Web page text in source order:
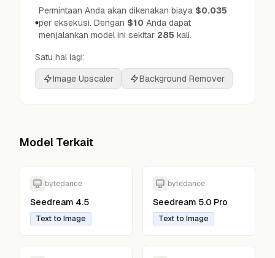
Permintaan Anda akan dikenakan biaya $0.035
per eksekusi. Dengan $10 Anda dapat
menjalankan model ini sekitar 285 kali.
Satu hal lagi:
Image Upscaler
Background Remover
Model Terkait
bytedance
Seedream 4.5
Text to Image
bytedance
Seedream 5.0 Pro
Text to Image